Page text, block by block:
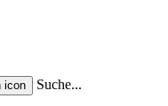
Suche...